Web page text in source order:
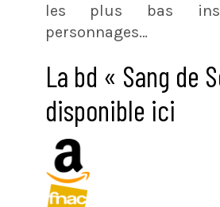
les plus bas
personnages…
La bd « Sang de
disponible ici